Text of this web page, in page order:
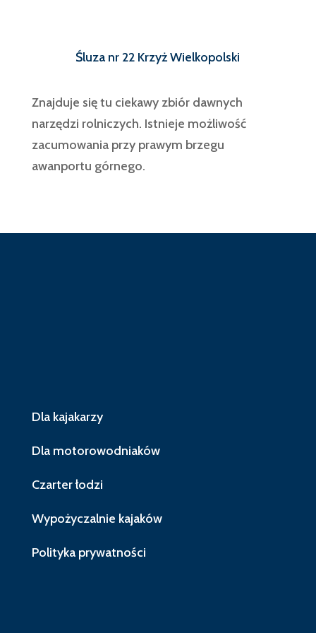
Śluza nr 22 Krzyż Wielkopolski
Znajduje się tu ciekawy zbiór dawnych
narzędzi rolniczych. Istnieje możliwość
zacumowania przy prawym brzegu
awanportu górnego.
Dla kajakarzy
Dla motorowodniaków
Czarter łodzi
Wypożyczalnie kajaków
Polityka prywatności